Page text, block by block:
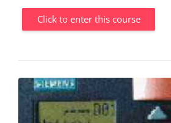
Click to enter this course